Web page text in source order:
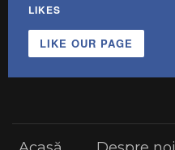
LIKES
LIKE OUR PAGE